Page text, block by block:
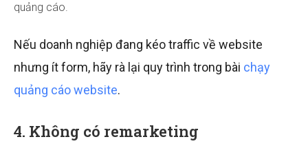
quảng cáo.
Nếu doanh nghiệp đang kéo traffic về website
nhưng ít form, hãy rà lại quy trình trong bài chạy
quảng cáo website.
4. Không có remarketing